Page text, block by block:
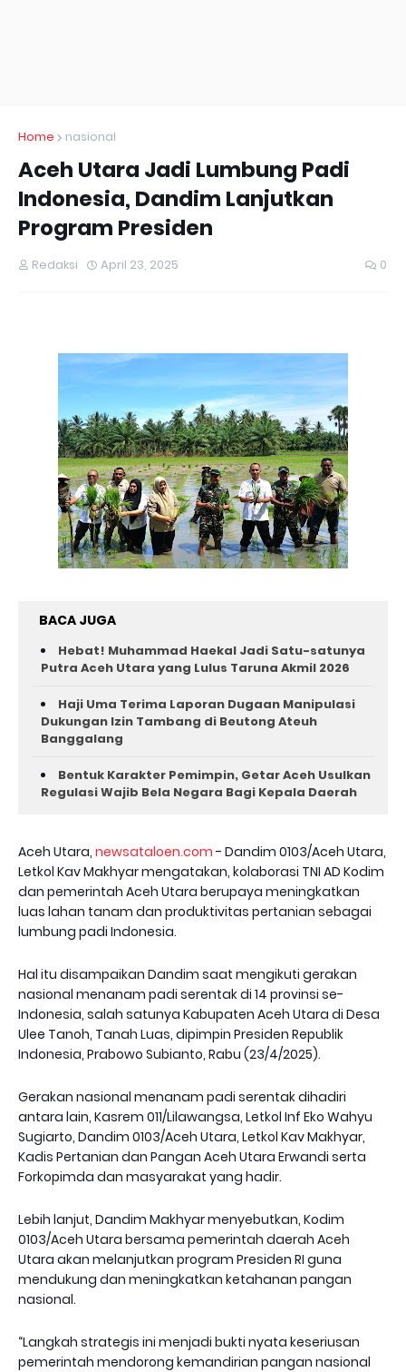
Home nasional
Aceh Utara Jadi Lumbung Padi
Indonesia, Dandim Lanjutkan
Program Presiden
Redaksi April 23, 2025 0
BACA JUGA
Hebat! Muhammad Haekal Jadi Satu-satunya
Putra Aceh Utara yang Lulus Taruna Akmil 2026
Haji Uma Terima Laporan Dugaan Manipulasi
Dukungan Izin Tambang di Beutong Ateuh
Banggalang
Bentuk Karakter Pemimpin, Getar Aceh Usulkan
Regulasi Wajib Bela Negara Bagi Kepala Daerah
Aceh Utara, newsataloen.com - Dandim 0103/Aceh Utara,
Letkol Kav Makhyar mengatakan, kolaborasi TNI AD Kodim
dan pemerintah Aceh Utara berupaya meningkatkan
luas lahan tanam dan produktivitas pertanian sebagai
lumbung padi Indonesia.
Hal itu disampaikan Dandim saat mengikuti gerakan
nasional menanam padi serentak di 14 provinsi se-
Indonesia, salah satunya Kabupaten Aceh Utara di Desa
Ulee Tanoh, Tanah Luas, dipimpin Presiden Republik
Indonesia, Prabowo Subianto, Rabu (23/4/2025).
Gerakan nasional menanam padi serentak dihadiri
antara lain, Kasrem 011/Lilawangsa, Letkol Inf Eko Wahyu
Sugiarto, Dandim 0103/Aceh Utara, Letkol Kav Makhyar,
Kadis Pertanian dan Pangan Aceh Utara Erwandi serta
Forkopimda dan masyarakat yang hadir.
Lebih lanjut, Dandim Makhyar menyebutkan, Kodim
0103/Aceh Utara bersama pemerintah daerah Aceh
Utara akan melanjutkan program Presiden RI guna
mendukung dan meningkatkan ketahanan pangan
nasional.
“Langkah strategis ini menjadi bukti nyata keseriusan
pemerintah mendorong kemandirian pangan nasional